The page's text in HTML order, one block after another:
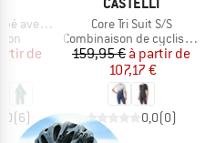
et zip
réduit
de
(6)
Article
Core Tri Suit S/S
Product group
Combinaison de cyclisme
Prix
159,95 € Prix réduit
à partir de
107,17 €
0,0(0)